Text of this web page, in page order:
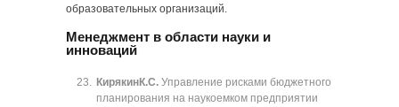
образовательных организаций.
Менеджмент в области науки и
инноваций
КирякинК.С. Управление рисками бюджетного
планирования на наукоемком предприятии